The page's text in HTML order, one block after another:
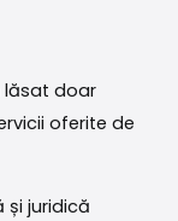
lăsat doar
oferite de
și juridică